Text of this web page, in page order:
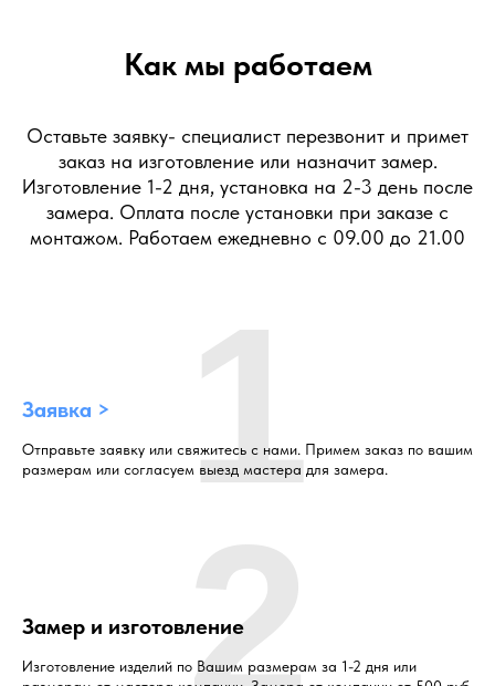
Как мы работаем
Оставьте заявку- специалист перезвонит и примет
заказ на изготовление или назначит замер.
Изготовление 1-2 дня, установка на 2-3 день после
замера. Оплата после установки при заказе с
монтажом. Работаем ежедневно с 09.00 до 21.00
Заявка >
Отправьте заявку или свяжитесь с нами. Примем заказ по вашим
размерам или согласуем выезд мастера для замера.
1
Замер и изготовление
Изготовление изделий по Вашим размерам за 1-2 дня или
2